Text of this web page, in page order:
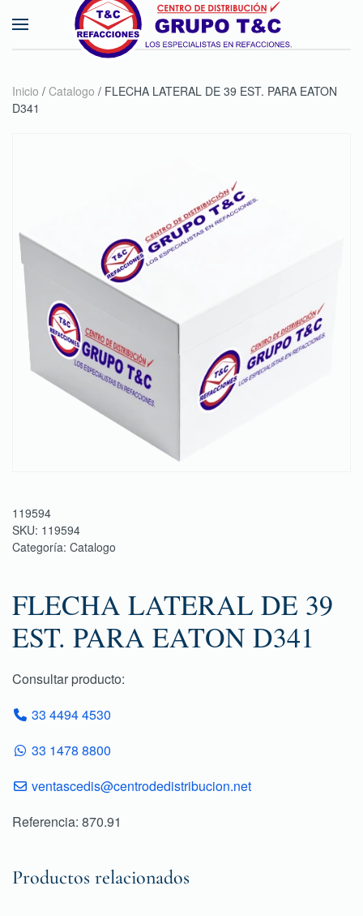
Skip to main content
Inicio / Catalogo / FLECHA LATERAL DE 39 EST. PARA EATON
D341
119594
SKU: 119594
Categoría: Catalogo
FLECHA LATERAL DE 39
EST. PARA EATON D341
Consultar producto:
33 4494 4530
33 1478 8800
ventascedis@centrodedistribucion.net
Referencia: 870.91
Productos relacionados